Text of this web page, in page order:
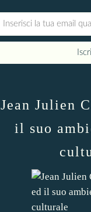
Jean Julien
il suo